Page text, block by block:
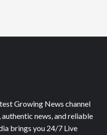
Growing News channel
news, and reliable
brings you 24/7 Live